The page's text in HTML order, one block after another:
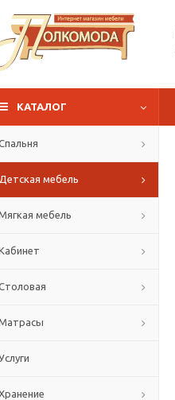
КАТАЛОГ
Детская мебель
мебель